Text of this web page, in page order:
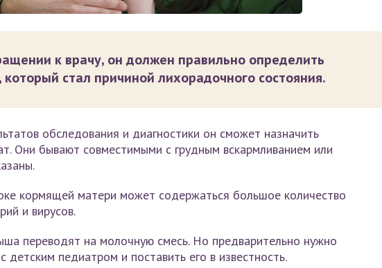
к врачу, он должен правильно определить
который стал причиной лихорадочного состояния.
обследования и диагностики он сможет назначить
Они бывают совместимыми с грудным вскармливанием или
кормящей матери может содержаться большое количество
и вирусов.
переводят на молочную смесь. Но предварительно нужно
детским педиатром и поставить его в известность.